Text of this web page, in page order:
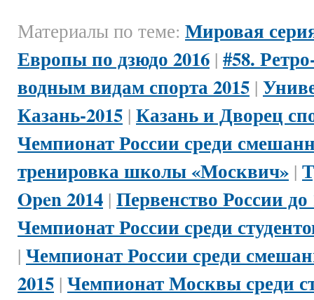
Материалы по теме: Мировая
Европы по дзюдо 2016 | #58.
водным видам спорта 2015 |
Казань-2015 | Казань и Дворец
Чемпионат России среди
тренировка школы «Москвич» |
Open 2014 | Первенство России до
Чемпионат России среди
| Чемпионат России среди
2015 | Чемпионат Москвы среди